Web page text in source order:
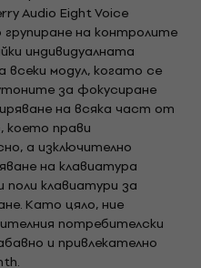
Audio Eight Voice
на контролите
индивидуалната
модул, когато се
за фокусиране
на всяка част от
което прави
а изключително
на клавиатура
поли клавиатури за
Като цяло, ние
потребителски
и привлекателно